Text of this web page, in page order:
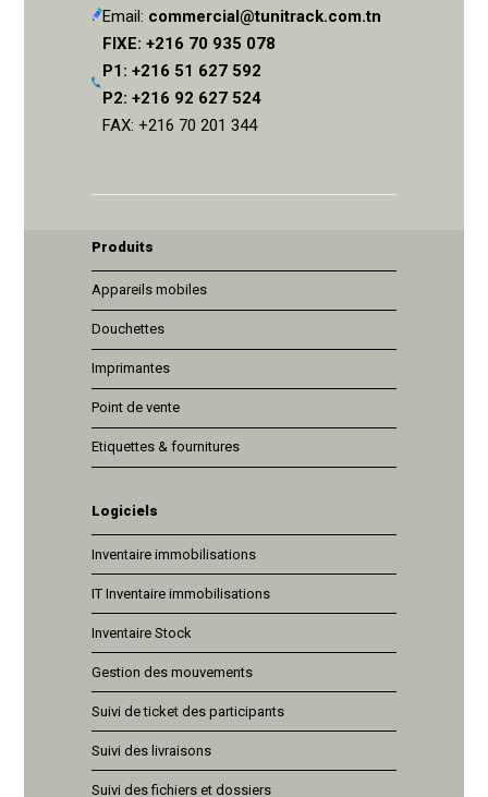
Email: commercial@tunitrack.com.tn
FIXE: +216 70 935 078
P1: +216 51 627 592
P2: +216 92 627 524
FAX: +216 70 201 344
Produits
Appareils mobiles
Douchettes
Imprimantes
Point de vente
Etiquettes & fournitures
Logiciels
Inventaire immobilisations
IT Inventaire immobilisations
Inventaire Stock
Gestion des mouvements
Suivi de ticket des participants
Suivi des livraisons
Suivi des fichiers et dossiers